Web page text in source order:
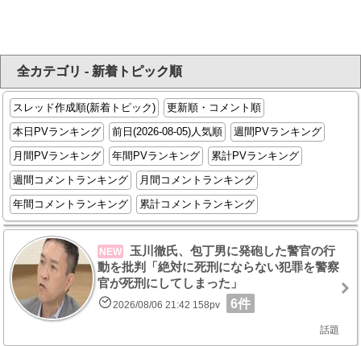
全カテゴリ - 新着トピック順
スレッド作成順(新着トピック)
更新順・コメント順
本日PVランキング
前日(2026-08-05)人気順
週間PVランキング
月間PVランキング
年間PVランキング
累計PVランキング
週間コメントランキング
月間コメントランキング
年間コメントランキング
累計コメントランキング
NEW
玉川徹氏、包丁男に発砲した警官の行
動を批判「絶対に死刑にならない犯罪を警察
官が死刑にしてしまった」
2026/08/06 21:42 158pv 6件
話題